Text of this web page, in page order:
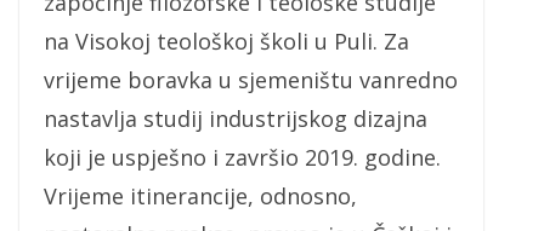
na Visokoj teološkoj školi u Puli. Za
vrijeme boravka u sjemeništu vanredno
nastavlja studij industrijskog dizajna
koji je uspješno i završio 2019. godine.
Vrijeme itinerancije, odnosno,